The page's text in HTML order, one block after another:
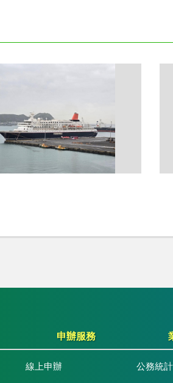
申辦服務
線上申辦 公務統